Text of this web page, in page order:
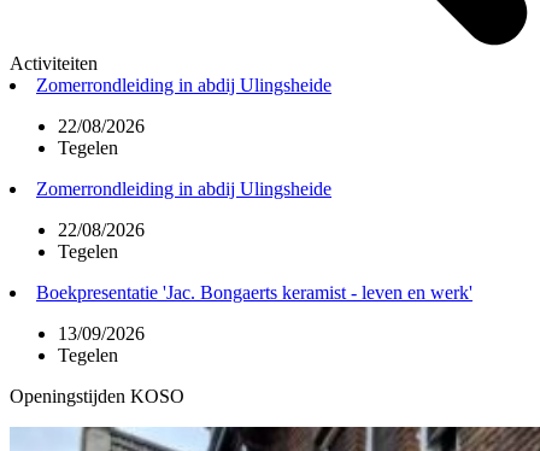
Activiteiten
Zomerrondleiding in abdij Ulingsheide
22/08/2026
Tegelen
Zomerrondleiding in abdij Ulingsheide
22/08/2026
Tegelen
Boekpresentatie 'Jac. Bongaerts keramist - leven en werk'
13/09/2026
Tegelen
Openingstijden KOSO